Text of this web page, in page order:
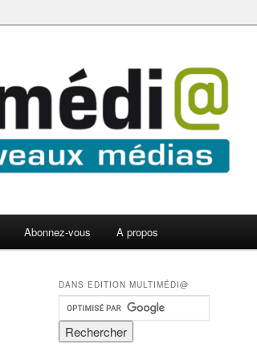
Abonnez-vous A propos
DANS EDITION MULTIMÉDI@